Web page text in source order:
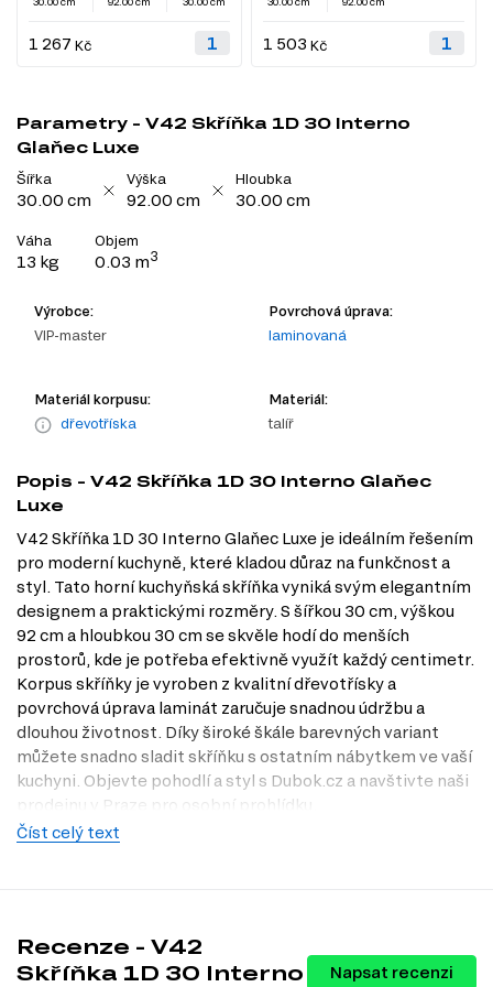
1 267 Kč 1 503 Kč
Parametry - V42 Skříňka 1D 30 Interno
Glaňec Luxe
Šířka
30.00 cm
Výška
92.00 cm
Hloubka
30.00 cm
Váha
13 kg
Objem
0.03 m3
Výrobce:
VIP-master
Povrchová úprava:
laminovaná
Materiál korpusu:
dřevotříska
Materiál:
talíř
Popis - V42 Skříňka 1D 30 Interno Glaňec
Luxe
V42 Skříňka 1D 30 Interno Glaňec Luxe je ideálním řešením
pro moderní kuchyně, které kladou důraz na funkčnost a
styl. Tato horní kuchyňská skříňka vyniká svým elegantním
designem a praktickými rozměry. S šířkou 30 cm, výškou
92 cm a hloubkou 30 cm se skvěle hodí do menších
prostorů, kde je potřeba efektivně využít každý centimetr.
Korpus skříňky je vyroben z kvalitní dřevotřísky a
povrchová úprava laminát zaručuje snadnou údržbu a
dlouhou životnost. Díky široké škále barevných variant
můžete snadno sladit skříňku s ostatním nábytkem ve vaší
kuchyni. Objevte pohodlí a styl s Dubok.cz a navštivte naši
prodejnu v Praze pro osobní prohlídku.
Dostupné modifikace produktu
Barva těla: bílá, wenge, dub mléčný, šedá, slonovina, antracit,
kašmír, černá, dub Appalačský, beton, borovice natty, beton tmavý,
Číst celý text
Recenze - V42
Skříňka 1D 30 Interno
Napsat recenzi